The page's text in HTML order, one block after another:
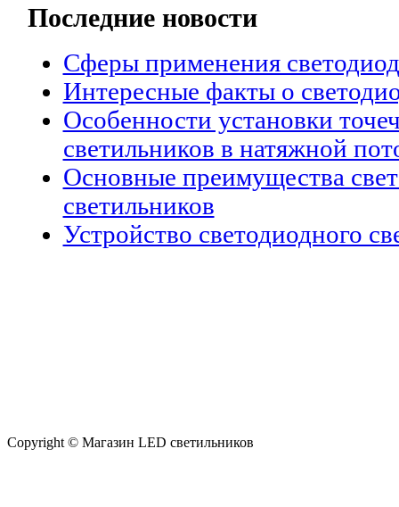
Последние новости
Сферы применения
Интересные факты о
Особенности установки
светильников в натяжной
Основные преимущества
светильников
Устройство светодиодного
Copyright © Магазин LED светильников